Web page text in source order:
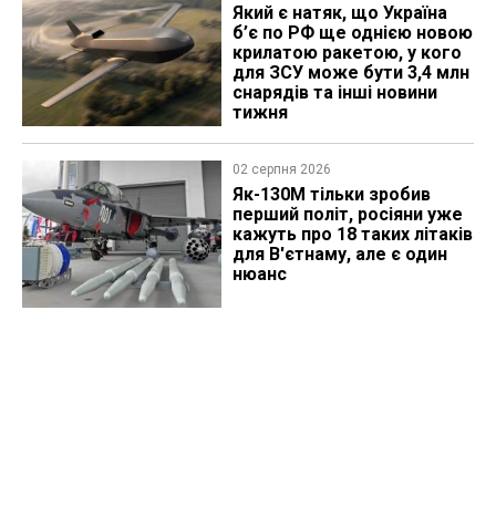
Який є натяк, що Україна
б’є по РФ ще однією новою
крилатою ракетою, у кого
для ЗСУ може бути 3,4 млн
снарядів та інші новини
тижня
02 серпня 2026
Як-130М тільки зробив
перший політ, росіяни уже
кажуть про 18 таких літаків
для В'єтнаму, але є один
нюанс